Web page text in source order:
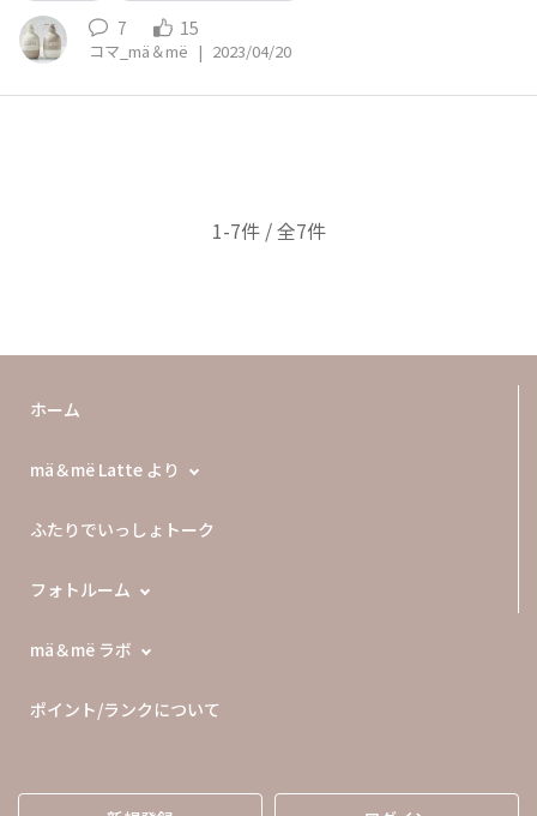
7 15
コマ_mä＆më | 2023/04/20
1-7件 / 全7件
ホーム
mä＆më Latte より
ふたりでいっしょトーク
フォトルーム
mä＆më ラボ
ポイント/ランクについて